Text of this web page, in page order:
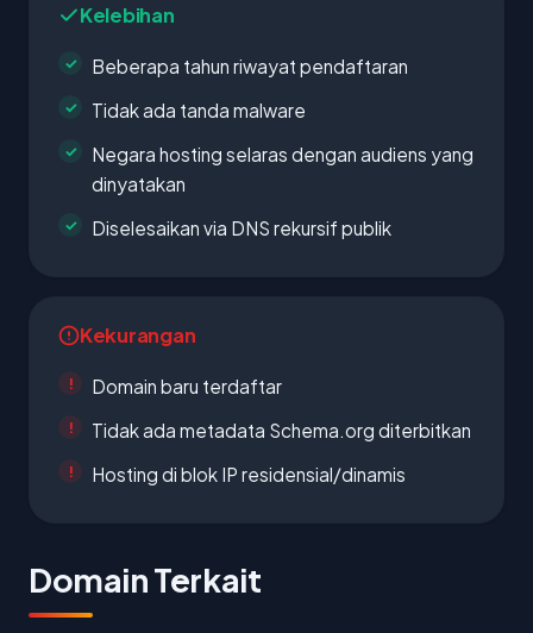
Kelebihan
Beberapa tahun riwayat pendaftaran
Tidak ada tanda malware
Negara hosting selaras dengan audiens yang
dinyatakan
Diselesaikan via DNS rekursif publik
Kekurangan
Domain baru terdaftar
Tidak ada metadata Schema.org diterbitkan
Hosting di blok IP residensial/dinamis
Domain Terkait